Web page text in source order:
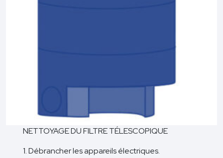
NETTOYAGE DU FILTRE TÉLESCOPIQUE
1. Débrancher les appareils électriques.